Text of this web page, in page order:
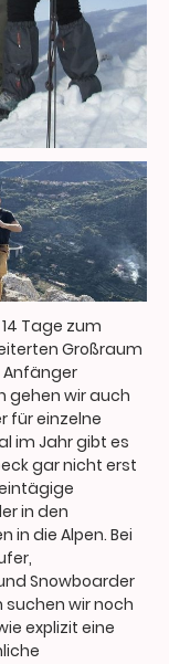
Tage zum
Großraum
gehen wir auch
für einzelne
im Jahr gibt es
gar nicht erst
in den
in die Alpen. Bei
Snowboarder
suchen wir noch
explizit eine